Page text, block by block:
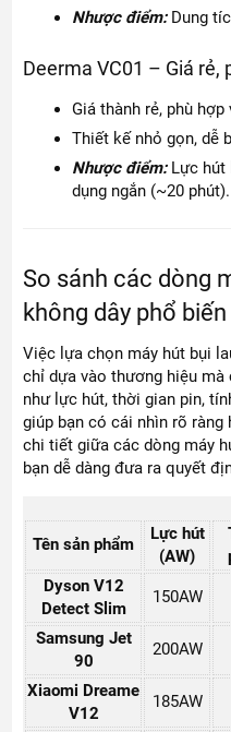
Nhược điểm:Dung
Deerma VC01 – Giá rẻ,
Giá thành rẻ, phù
Thiết kế nhỏ gọn, dễ
Nhược điểm:Lực hút
dụng ngắn (~20 phút).
So sánh các dòng
không dây phổ biến
Việc lựa chọn máy hút bụi
chỉ dựa vào thương hiệu
như lực hút, thời gian pin,
giúp bạn có cái nhìn rõ
chi tiết giữa các dòng máy
bạn dễ dàng đưa ra quyết
Tên sản phẩm
Lực hút
(AW)
Dyson V12
Detect Slim
150AW
Samsung Jet
90
200AW
Xiaomi Dreame
V12
185AW